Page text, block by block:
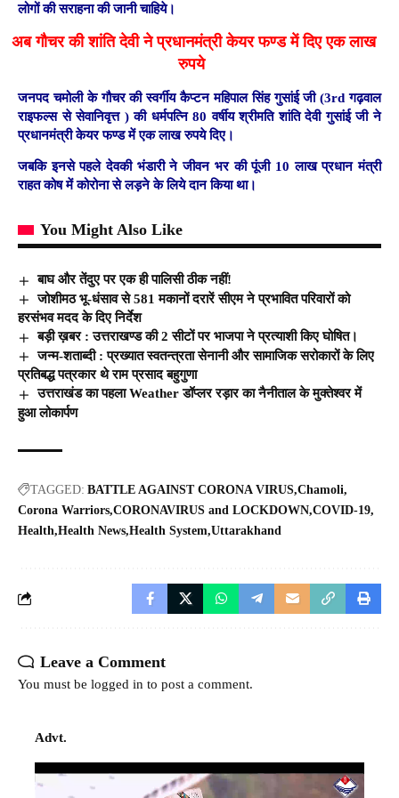
लोगों की सराहना की जानी चाहिये।
अब गौचर की शांति देवी ने प्रधानमंत्री केयर फण्ड में दिए एक लाख
रुपये
जनपद चमोली के गौचर की स्वर्गीय कैप्टन महिपाल सिंह गुसांई जी (3rd गढ़वाल
राइफल्स से सेवानिवृत्त ) की धर्मपत्नि 80 वर्षीय श्रीमति शांति देवी गुसांई जी ने
प्रधानमंत्री केयर फण्ड में एक लाख रुपये दिए।
जबकि इनसे पहले देवकी भंडारी ने जीवन भर की पूंजी 10 लाख प्रधान मंत्री
राहत कोष में कोरोना से लड़ने के लिये दान किया था।
You Might Also Like
बाघ और तेंदुए पर एक ही पालिसी ठीक नहीं!
जोशीमठ भू-धंसाव से 581 मकानों दरारें सीएम ने प्रभावित परिवारों को
हरसंभव मदद के दिए निर्देश
बड़ी ख़बर : उत्तराखण्ड की 2 सीटों पर भाजपा ने प्रत्याशी किए घोषित।
जन्म-शताब्दी : प्रख्यात स्वतन्त्रता सेनानी और सामाजिक सरोकारों के लिए
प्रतिबद्ध पत्रकार थे राम प्रसाद बहुगुणा
उत्तराखंड का पहला Weather डॉप्लर रड़ार का नैनीताल के मुक्तेश्वर में
हुआ लोकार्पण
TAGGED: BATTLE AGAINST CORONA VIRUS Chamoli
Corona Warriors CORONAVIRUS and LOCKDOWN COVID-19
Health Health News Health System Uttarakhand
Leave a Comment
You must be logged in to post a comment.
Advt.
Video